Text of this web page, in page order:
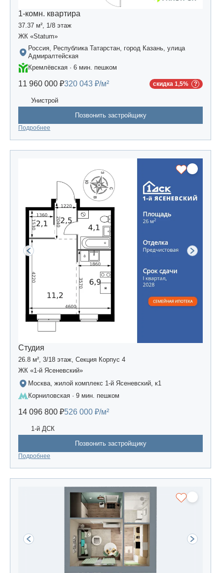
1-комн. квартира
37.37 м², 1/8 этаж
ЖК «Statum»
Россия, Республика Татарстан, город Казань, улица
Адмиралтейская
Кремлёвская · 6 мин. пешком
11 960 000 ₽320 043 ₽/м² скидка 1,5%
Унистрой
Позвонить застройщику
Подробнее
Студия
26.8 м², 3/18 этаж, Секция Корпус 4
ЖК «1-й Ясеневский»
Москва, жилой комплекс 1-й Ясеневский, к1
Корниловская · 9 мин. пешком
14 096 800 ₽526 000 ₽/м²
1-й ДСК
Позвонить застройщику
Подробнее